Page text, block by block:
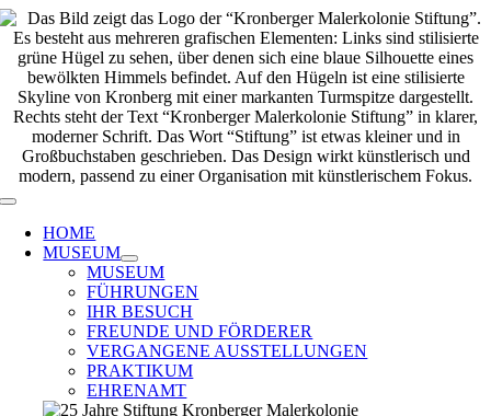
Zum
Inhalt
springen
Toggle
Navigation
HOME
MUSEUM
MUSEUM
FÜHRUNGEN
IHR BESUCH
FREUNDE UND FÖRDERER
VERGANGENE AUSSTELLUNGEN
PRAKTIKUM
EHRENAMT